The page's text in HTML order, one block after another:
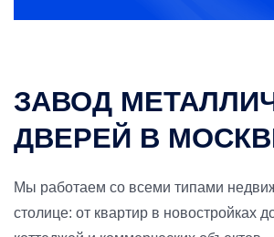
ЗАВОД
ДВЕРЕЙ В
Мы работаем со всеми типами
столице: от квартир в новостройках